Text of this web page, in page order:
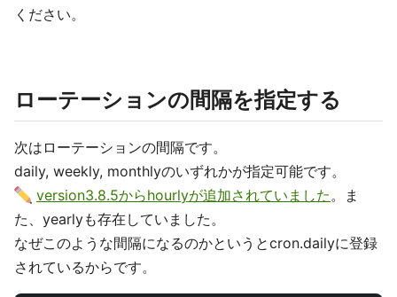
ください。
ローテーションの間隔を指定する
次はローテーションの間隔です。
daily, weekly, monthlyのいずれかが指定可能です。
version3.8.5からhourlyが追加されていました。ま
た、yearlyも存在していました。
なぜこのような間隔になるのかというとcron.dailyに登録
されているからです。